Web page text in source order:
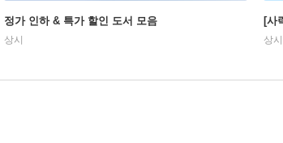
정가 인하 & 특가 할인 도서 모음
상시
[사
상시